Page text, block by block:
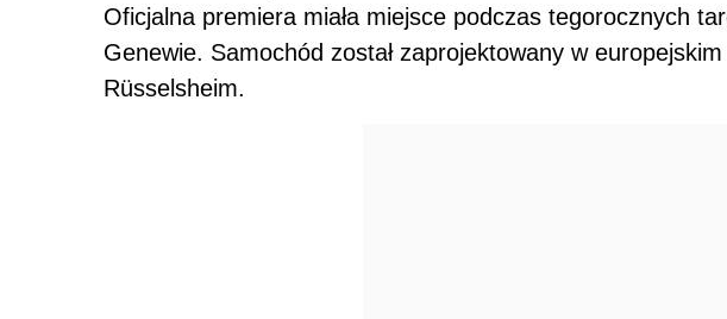
Oficjalna premiera miała miejsce podczas tegorocznych
Genewie. Samochód został zaprojektowany w
Rüsselsheim.